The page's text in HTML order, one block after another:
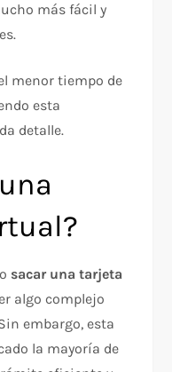
más fácil y
menor tiempo de
esta
detalle.
sacar una tarjeta
algo complejo
embargo, esta
la mayoría de